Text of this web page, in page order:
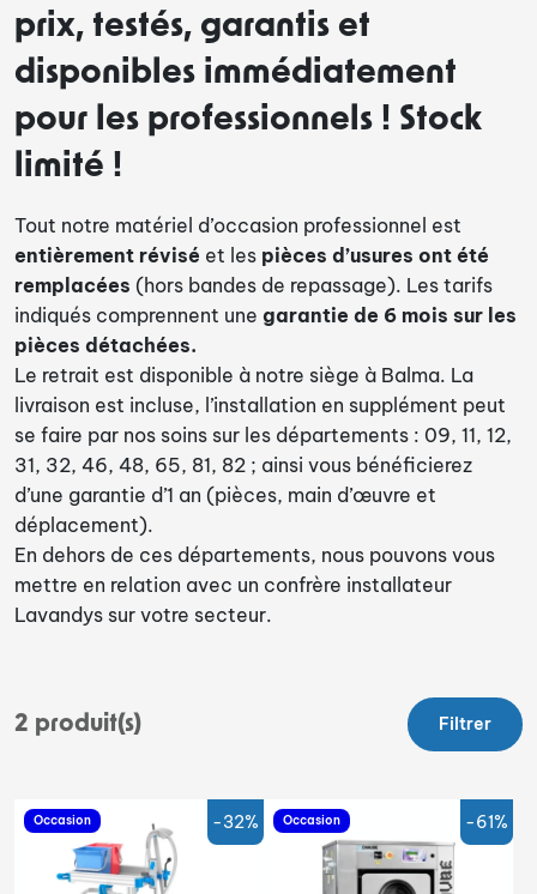
prix, testés, garantis et
disponibles immédiatement
pour les professionnels ! Stock
limité !
Tout notre matériel d’occasion professionnel est
entièrement révisé et les pièces d’usures ont été
remplacées (hors bandes de repassage). Les tarifs
indiqués comprennent une garantie de 6 mois sur les
pièces détachées.
Le retrait est disponible à notre siège à Balma. La
livraison est incluse, l’installation en supplément peut
se faire par nos soins sur les départements : 09, 11, 12,
31, 32, 46, 48, 65, 81, 82 ; ainsi vous bénéficierez
d’une garantie d’1 an (pièces, main d’œuvre et
déplacement).
En dehors de ces départements, nous pouvons vous
mettre en relation avec un confrère installateur
Lavandys sur votre secteur.
2 produit(s) Filtrer
Occasion -32% Occasion -61%